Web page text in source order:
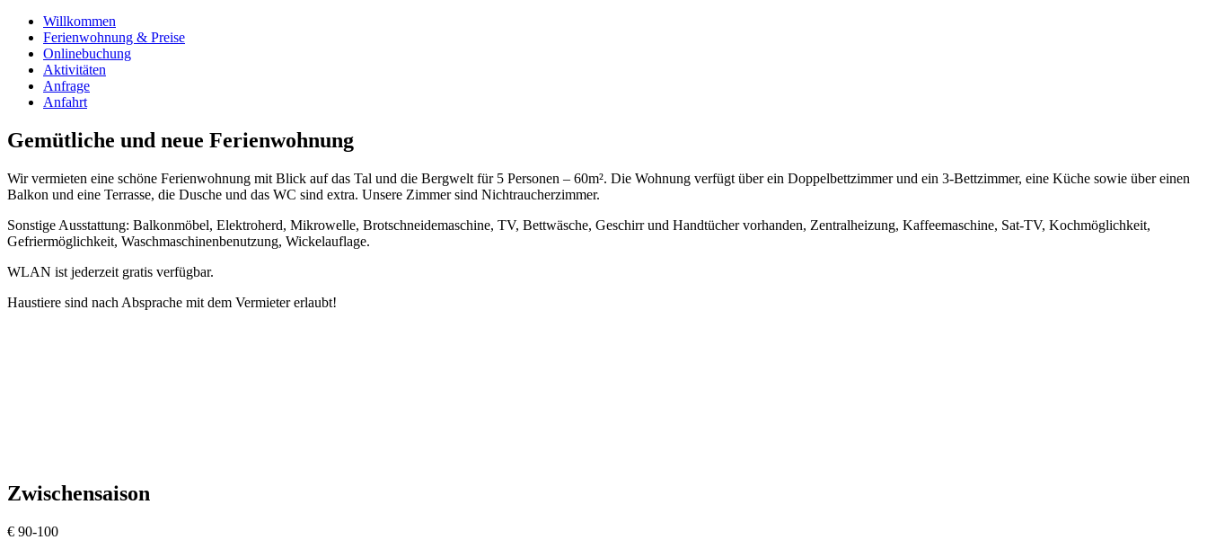
Willkommen
Ferienwohnung & Preise
Onlinebuchung
Aktivitäten
Anfrage
Anfahrt
Gemütliche und neue Ferienwohnung
Wir vermieten eine schöne Ferienwohnung mit Blick auf das Tal und die Bergwelt für 5 Personen – 60m². Die Wohnung verfügt über ein Doppelbettzimmer und ein 3-Bettzimmer, eine Küche sowie über einen
Balkon und eine Terrasse, die Dusche und das WC sind extra. Unsere Zimmer sind Nichtraucherzimmer.
Sonstige Ausstattung: Balkonmöbel, Elektroherd, Mikrowelle, Brotschneidemaschine, TV, Bettwäsche, Geschirr und Handtücher vorhanden, Zentralheizung, Kaffeemaschine, Sat-TV, Kochmöglichkeit,
Gefriermöglichkeit, Waschmaschinenbenutzung, Wickelauflage.
WLAN ist jederzeit gratis verfügbar.
Haustiere sind nach Absprache mit dem Vermieter erlaubt!
Zwischensaison
€ 90-100